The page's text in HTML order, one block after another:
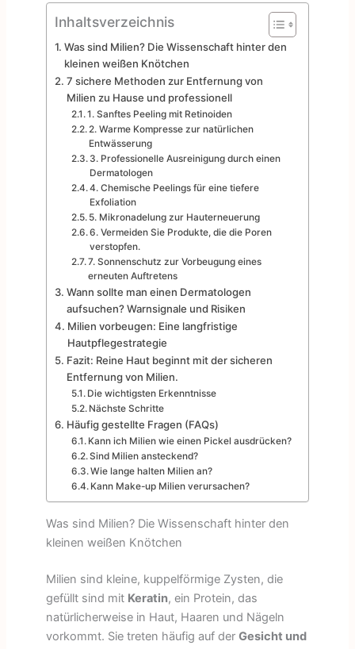
Inhaltsverzeichnis
Was sind Milien? Die Wissenschaft hinter den
kleinen weißen Knötchen
7 sichere Methoden zur Entfernung von
Milien zu Hause und professionell
1. Sanftes Peeling mit Retinoiden
2. Warme Kompresse zur natürlichen
Entwässerung
3. Professionelle Ausreinigung durch einen
Dermatologen
4. Chemische Peelings für eine tiefere
Exfoliation
5. Mikronadelung zur Hauterneuerung
6. Vermeiden Sie Produkte, die die Poren
verstopfen.
7. Sonnenschutz zur Vorbeugung eines
erneuten Auftretens
Wann sollte man einen Dermatologen
aufsuchen? Warnsignale und Risiken
Milien vorbeugen: Eine langfristige
Hautpflegestrategie
Fazit: Reine Haut beginnt mit der sicheren
Entfernung von Milien.
Die wichtigsten Erkenntnisse
Nächste Schritte
Häufig gestellte Fragen (FAQs)
Kann ich Milien wie einen Pickel ausdrücken?
Sind Milien ansteckend?
Wie lange halten Milien an?
Kann Make-up Milien verursachen?
Was sind Milien? Die Wissenschaft hinter den
kleinen weißen Knötchen
Milien sind kleine, kuppelförmige Zysten, die
gefüllt sind mit Keratin, ein Protein, das
natürlicherweise in Haut, Haaren und Nägeln
vorkommt. Sie treten häufig auf der Gesicht und